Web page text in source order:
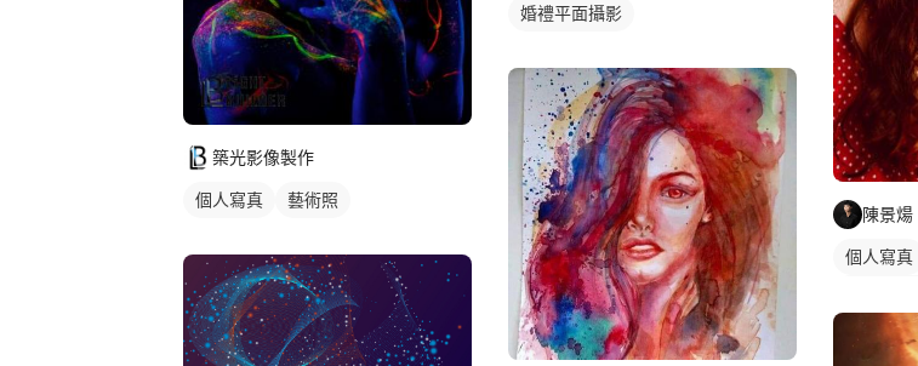
築光影像製作
個人寫真 藝術照
婚禮平面攝影
陳景煬
個人寫真